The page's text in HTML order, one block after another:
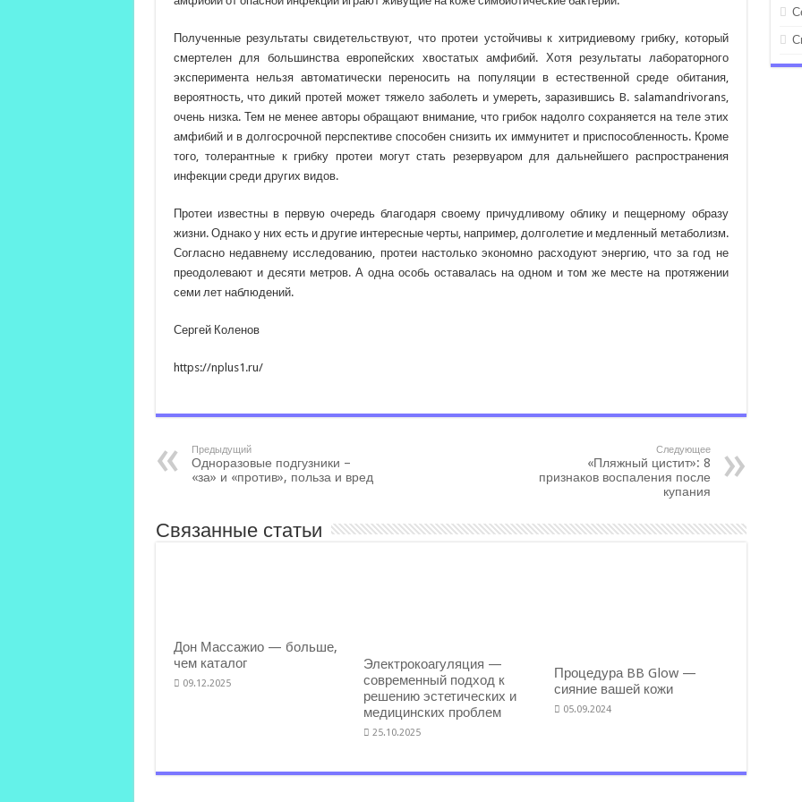
Полученные результаты свидетельствуют, что протеи устойчивы к хитридиевому грибку, который
смертелен для большинства европейских хвостатых амфибий. Хотя результаты лабораторного
эксперимента нельзя автоматически переносить на популяции в естественной среде обитания,
вероятность, что дикий протей может тяжело заболеть и умереть, заразившись B. salamandrivorans,
очень низка. Тем не менее авторы обращают внимание, что грибок надолго сохраняется на теле этих
амфибий и в долгосрочной перспективе способен снизить их иммунитет и приспособленность. Кроме
того, толерантные к грибку протеи могут стать резервуаром для дальнейшего распространения
инфекции среди других видов.
Протеи известны в первую очередь благодаря своему причудливому облику и пещерному образу
жизни. Однако у них есть и другие интересные черты, например, долголетие и медленный метаболизм.
Согласно недавнему исследованию, протеи настолько экономно расходуют энергию, что за год не
преодолевают и десяти метров. А одна особь оставалась на одном и том же месте на протяжении
семи лет наблюдений.
Сергей Коленов
https://nplus1.ru/
Предыдущий
Одноразовые подгузники –
«за» и «против», польза и вред
Следующее
«Пляжный цистит»: 8
признаков воспаления после
купания
Связанные статьи
Дон Массажио — больше,
чем каталог
09.12.2025
Электрокоагуляция —
современный подход к
решению эстетических и
медицинских проблем
25.10.2025
Процедура BB Glow —
сияние вашей кожи
05.09.2024